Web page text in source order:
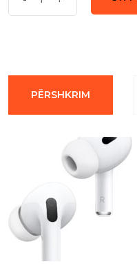
PËRSHKRIM